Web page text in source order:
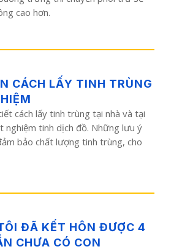
cao hơn.
CÁCH LẤY TINH TRÙNG
cách lấy tinh trùng tại nhà và tại
nghiệm tinh dịch đồ. Những lưu ý
bảo chất lượng tinh trùng, cho
ĐÃ KẾT HÔN ĐƯỢC 4
CHƯA CÓ CON